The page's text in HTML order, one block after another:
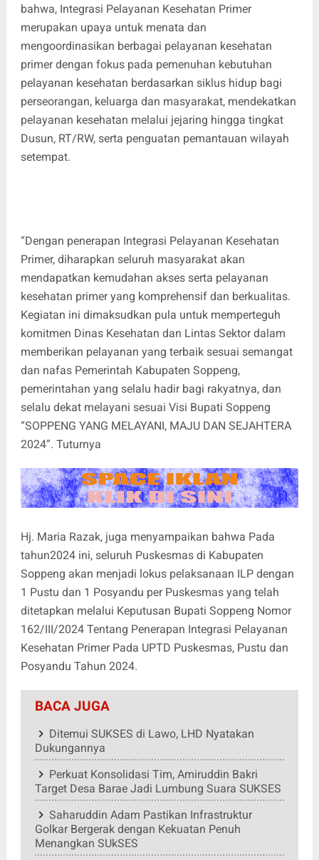
bahwa, Integrasi Pelayanan Kesehatan Primer
merupakan upaya untuk menata dan
mengoordinasikan berbagai pelayanan kesehatan
primer dengan fokus pada pemenuhan kebutuhan
pelayanan kesehatan berdasarkan siklus hidup bagi
perseorangan, keluarga dan masyarakat, mendekatkan
pelayanan kesehatan melalui jejaring hingga tingkat
Dusun, RT/RW, serta penguatan pemantauan wilayah
setempat.
“Dengan penerapan Integrasi Pelayanan Kesehatan
Primer, diharapkan seluruh masyarakat akan
mendapatkan kemudahan akses serta pelayanan
kesehatan primer yang komprehensif dan berkualitas.
Kegiatan ini dimaksudkan pula untuk memperteguh
komitmen Dinas Kesehatan dan Lintas Sektor dalam
memberikan pelayanan yang terbaik sesuai semangat
dan nafas Pemerintah Kabupaten Soppeng,
pemerintahan yang selalu hadir bagi rakyatnya, dan
selalu dekat melayani sesuai Visi Bupati Soppeng
“SOPPENG YANG MELAYANI, MAJU DAN SEJAHTERA
2024”. Tuturnya
Hj. Maria Razak, juga menyampaikan bahwa Pada
tahun2024 ini, seluruh Puskesmas di Kabupaten
Soppeng akan menjadi lokus pelaksanaan ILP dengan
1 Pustu dan 1 Posyandu per Puskesmas yang telah
ditetapkan melalui Keputusan Bupati Soppeng Nomor
162/III/2024 Tentang Penerapan Integrasi Pelayanan
Kesehatan Primer Pada UPTD Puskesmas, Pustu dan
Posyandu Tahun 2024.
BACA JUGA
Ditemui SUKSES di Lawo, LHD Nyatakan
Dukungannya
Perkuat Konsolidasi Tim, Amiruddin Bakri
Target Desa Barae Jadi Lumbung Suara SUKSES
Saharuddin Adam Pastikan Infrastruktur
Golkar Bergerak dengan Kekuatan Penuh
Menangkan SUkSES